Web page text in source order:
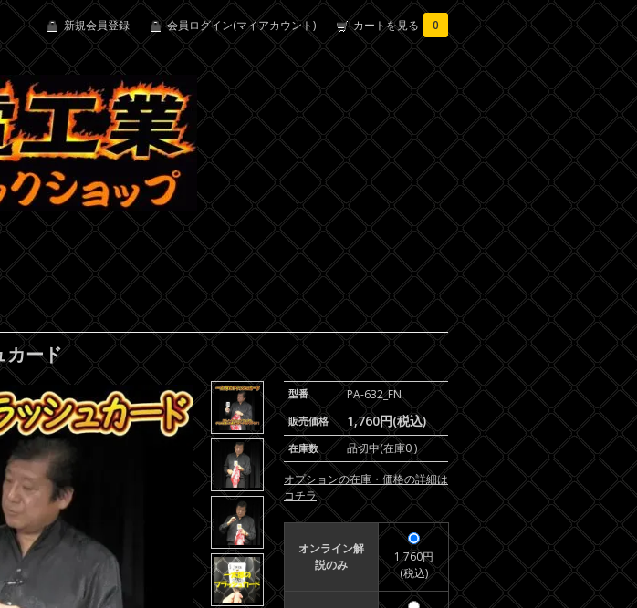
新規会員登録 会員ログイン(マイアカウント) カートを見る 0
カード
型番 PA-632_FN
販売価格 1,760円(税込)
在庫数
品切中(在庫0 )
オプションの在庫・価格の詳細は
コチラ
オンライン解
説のみ
1,760円
(税込)